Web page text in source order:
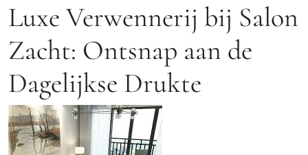
Luxe Verwennerij bij Salon
Zacht: Ontsnap aan de
Dagelijkse Drukte